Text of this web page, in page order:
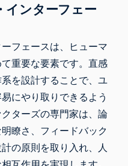
インターフェー
フェースは、ヒューマ
重要な要素です。直感
を設計することで、ユ
にやり取りできるよう
ターズの専門家は、論
瞭さ、フィードバック
の原則を取り入れ、人